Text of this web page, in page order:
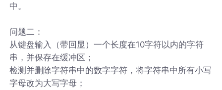
中。
问题二：
从键盘输入（带回显）一个长度在10字符以内的字符
串，并保存在缓冲区；
检测并删除字符串中的数字字符，将字符串中所有小写
字母改为大写字母；